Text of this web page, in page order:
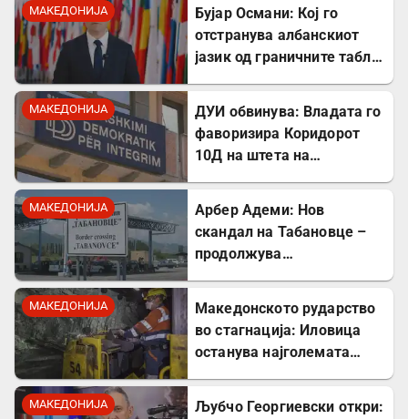
МАКЕДОНИЈА
Бујар Османи: Кој го
отстранува албанскиот
јазик од граничните табли,
МАКЕДОНИЈА
ДУИ обвинува: Владата го
фаворизира Коридорот
10Д на штета на
МАКЕДОНИЈА
Арбер Адеми: Нов
скандал на Табановце –
продолжува
МАКЕДОНИЈА
Македонското рударство
во стагнација: Иловица
останува најголемата
МАКЕДОНИЈА
Љубчо Георгиевски откри: